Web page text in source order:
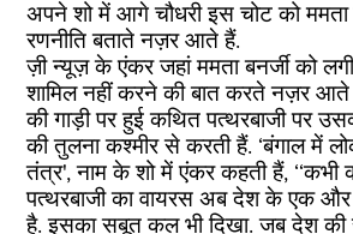
अपने शो में आगे चौधरी इस चोट को ममता
रणनीति बताते नज़र आते हैं.
ज़ी न्यूज़ के एंकर जहां ममता बनर्जी को
शामिल नहीं करने की बात करते नज़र आते
की गाड़ी पर हुई कथित पत्थरबाजी पर
की तुलना कश्मीर से करती हैं. ‘बंगाल में
तंत्र', नाम के शो में एंकर कहती हैं, ‘‘कभी
पत्थरबाजी का वायरस अब देश के एक और
है. इसका सबूत कल भी दिखा. जब देश की